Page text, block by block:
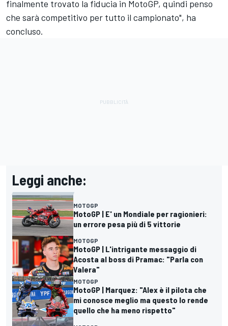
finalmente trovato la fiducia in MotoGP, quindi penso
che sarà competitivo per tutto il campionato", ha
concluso.
Leggi anche:
MOTOGP
MotoGP | E' un Mondiale per ragionieri:
un errore pesa più di 5 vittorie
MOTOGP
MotoGP | L'intrigante messaggio di
Acosta al boss di Pramac: "Parla con
Valera"
MOTOGP
MotoGP | Marquez: "Alex è il pilota che
mi conosce meglio ma questo lo rende
quello che ha meno rispetto"